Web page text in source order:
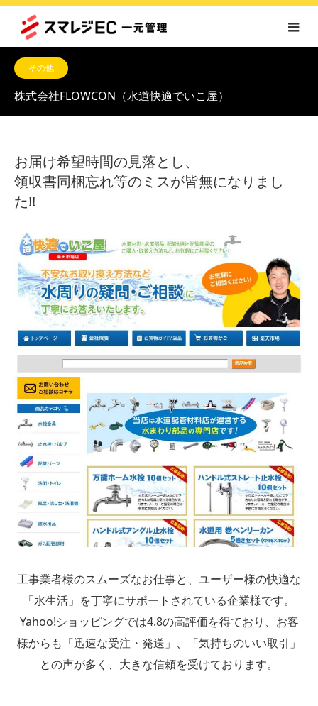
その他
株式会社FLOWCON （水道快適でいこ屋）
お届け希望時間の見落とし、
領収書同梱忘れ等のミスが皆無になりまし
た!!
工事業者様のスムーズなお仕事と、ユーザー様の快適な
「水生活」を丁寧にサポートされている企業様です。
Yahoo!ショッピングでは4.8の高評価を得ており、お客
様からも「迅速な受注・発送」、「気持ちのいい取引」
との声が多く、大きな信頼を受けております。